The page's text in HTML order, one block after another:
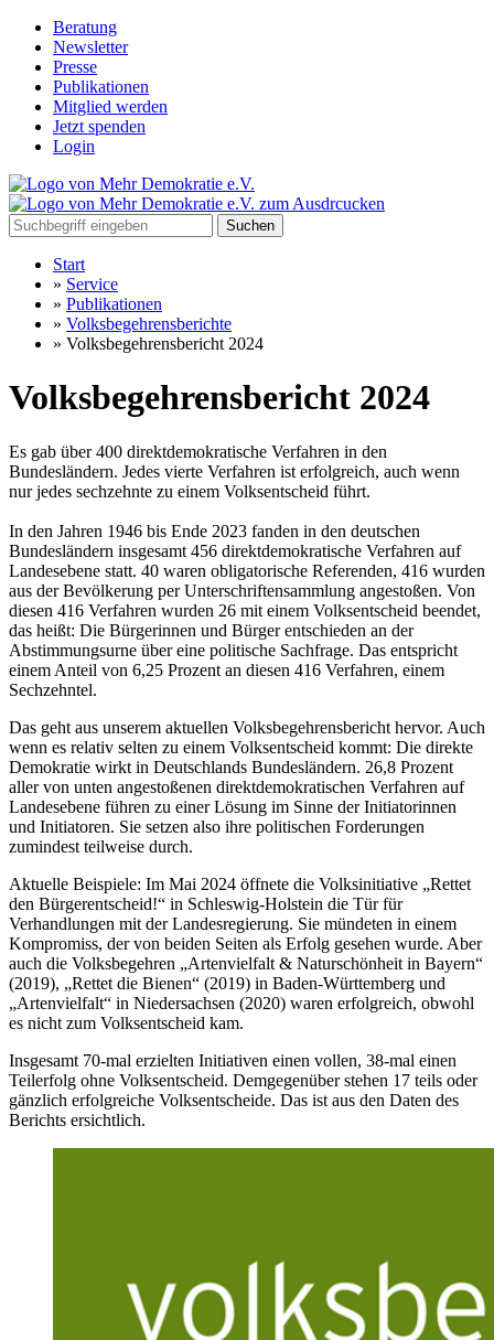
Beratung
Newsletter
Presse
Publikationen
Mitglied werden
Jetzt spenden
Login
Suchen
Start
» Service
» Publikationen
» Volksbegehrensberichte
» Volksbegehrensbericht 2024
Volksbegehrensbericht 2024
Es gab über 400 direktdemokratische Verfahren in den
Bundesländern. Jedes vierte Verfahren ist erfolgreich, auch wenn
nur jedes sechzehnte zu einem Volksentscheid führt.
In den Jahren 1946 bis Ende 2023 fanden in den deutschen
Bundesländern insgesamt 456 direktdemokratische Verfahren auf
Landesebene statt. 40 waren obligatorische Referenden, 416 wurden
aus der Bevölkerung per Unterschriftensammlung angestoßen. Von
diesen 416 Verfahren wurden 26 mit einem Volksentscheid beendet,
das heißt: Die Bürgerinnen und Bürger entschieden an der
Abstimmungsurne über eine politische Sachfrage. Das entspricht
einem Anteil von 6,25 Prozent an diesen 416 Verfahren, einem
Sechzehntel.
Das geht aus unserem aktuellen Volksbegehrensbericht hervor. Auch
wenn es relativ selten zu einem Volksentscheid kommt: Die direkte
Demokratie wirkt in Deutschlands Bundesländern. 26,8 Prozent
aller von unten angestoßenen direktdemokratischen Verfahren auf
Landesebene führen zu einer Lösung im Sinne der Initiatorinnen
und Initiatoren. Sie setzen also ihre politischen Forderungen
zumindest teilweise durch.
Aktuelle Beispiele: Im Mai 2024 öffnete die Volksinitiative „Rettet
den Bürgerentscheid!“ in Schleswig-Holstein die Tür für
Verhandlungen mit der Landesregierung. Sie mündeten in einem
Kompromiss, der von beiden Seiten als Erfolg gesehen wurde. Aber
auch die Volksbegehren „Artenvielfalt & Naturschönheit in Bayern“
(2019), „Rettet die Bienen“ (2019) in Baden-Württemberg und
„Artenvielfalt“ in Niedersachsen (2020) waren erfolgreich, obwohl
es nicht zum Volksentscheid kam.
Insgesamt 70-mal erzielten Initiativen einen vollen, 38-mal einen
Teilerfolg ohne Volksentscheid. Demgegenüber stehen 17 teils oder
gänzlich erfolgreiche Volksentscheide. Das ist aus den Daten des
Berichts ersichtlich.